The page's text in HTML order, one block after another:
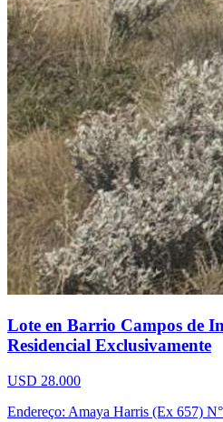
Lote en Barrio Campos de
Residencial Exclusivamente
USD 28.000
Endereço: Amaya Harris (Ex 657)